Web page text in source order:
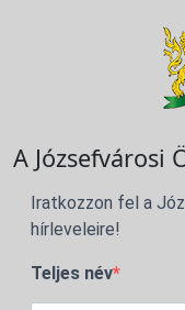
A Józsefvárosi
Iratkozzon fel a
hírleveleire!
Teljes név